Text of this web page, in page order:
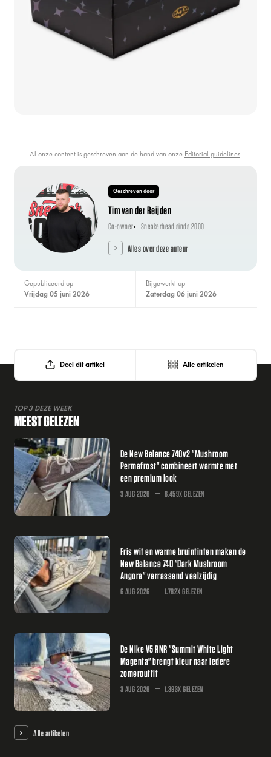
Al onze content is geschreven aan de hand van onze Editorial guidelines.
Geschreven door
Tim van der Reijden
Co-owner Sneakerhead sinds 2000
Alles over deze auteur
Gepubliceerd op
vrijdag 05 juni 2026
Bijgewerkt op
zaterdag 06 juni 2026
Deel dit artikel Alle artikelen
TOP 3 DEZE WEEK
MEEST GELEZEN
De New Balance 740v2 "Mushroom
Permafrost" combineert warmte met
een premium look
3 AUG 2026 6.459X GELEZEN
Fris wit en warme bruintinten maken de
New Balance 740 "Dark Mushroom
Angora" verrassend veelzijdig
6 AUG 2026 1.782X GELEZEN
De Nike V5 RNR "Summit White Light
Magenta" brengt kleur naar iedere
zomeroutfit
3 AUG 2026 1.393X GELEZEN
Alle artikelen